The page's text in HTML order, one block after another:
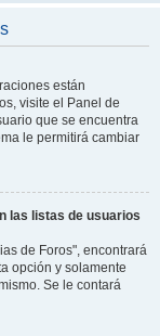
están
visite el Panel de
que se encuentra
le permitirá cambiar
las listas de usuarios
de Foros", encontrará
opción y solamente
Se le contará